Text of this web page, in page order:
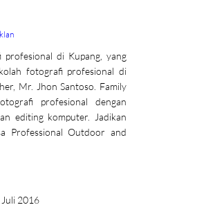
di Kupang, yang
fotografi profesional di
Mr. Jhon Santoso. Family
profesional dengan
editing komputer. Jadikan
Professional Outdoor and
Juli 2016